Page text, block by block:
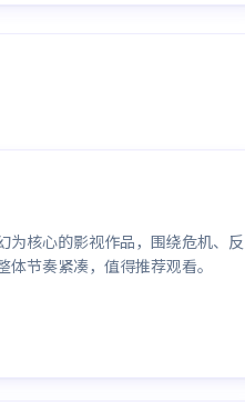
为核心的影视作品，围绕危机、反
节奏紧凑，值得推荐观看。